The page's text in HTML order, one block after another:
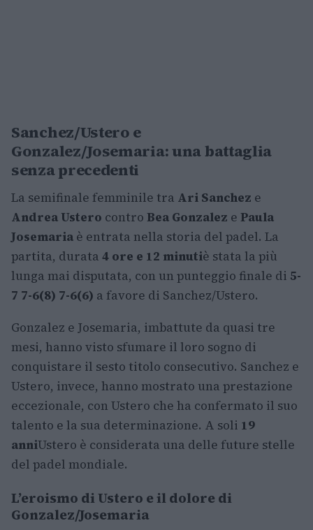
Sanchez/Ustero e
Gonzalez/Josemaria: una battaglia
senza precedenti
La semifinale femminile tra Ari Sanchez e
Andrea Ustero contro Bea Gonzalez e Paula
Josemaria è entrata nella storia del padel. La
partita, durata 4 ore e 12 minutiè stata la più
lunga mai disputata, con un punteggio finale di 5-
7 7-6(8) 7-6(6) a favore di Sanchez/Ustero.
Gonzalez e Josemaria, imbattute da quasi tre
mesi, hanno visto sfumare il loro sogno di
conquistare il sesto titolo consecutivo. Sanchez e
Ustero, invece, hanno mostrato una prestazione
eccezionale, con Ustero che ha confermato il suo
talento e la sua determinazione. A soli 19
anniUstero è considerata una delle future stelle
del padel mondiale.
L’eroismo di Ustero e il dolore di
Gonzalez/Josemaria